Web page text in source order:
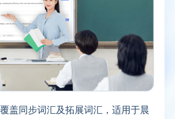
盖同步词汇及拓展词汇，适用于晨